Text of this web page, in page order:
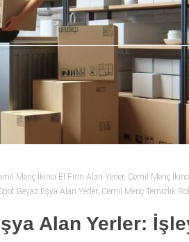
Meriç İkinci El Fırın Alan Yerler, Cemil Meriç
Beyaz Eşya Alan Yerler, Cemil Meriç Temizlik
Alan Yerler: